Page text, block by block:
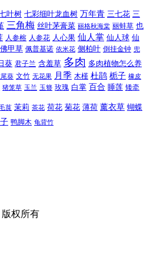
叶树 七彩细叶龙血树 万年青 三七花 三
三角梅 丝叶茅膏菜 丽格秋海棠 丽蚌草 也
人参榕 人参花 人心果 仙人掌 仙人球 仙
佛甲草 佩普基诺 依米花 侧柏叶 倒挂金钟 兜
葵 君子兰 含羞草 多肉 多肉植物怎么养
葵 文竹 无花果 月季 木槿 杜鹃 栀子 橡皮
猪笼草 玉兰 玉簪 玫瑰 白掌 百合 睡莲 矮牵
茛 茉莉 茶花 荷花 菊花 薄荷 薰衣草 蝴蝶
鸭脚木 龟背竹
版权所有